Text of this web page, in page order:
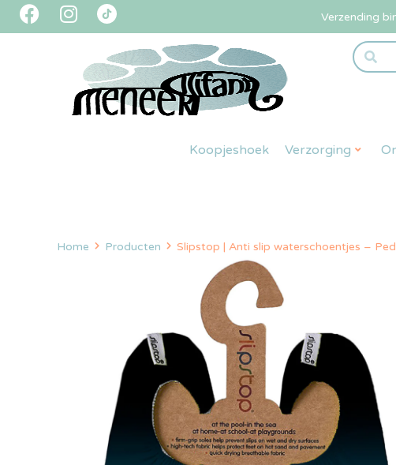
Verzending
Koopjeshoek Verzorging
Home Producten Slipstop | Anti slip waterschoentjes –